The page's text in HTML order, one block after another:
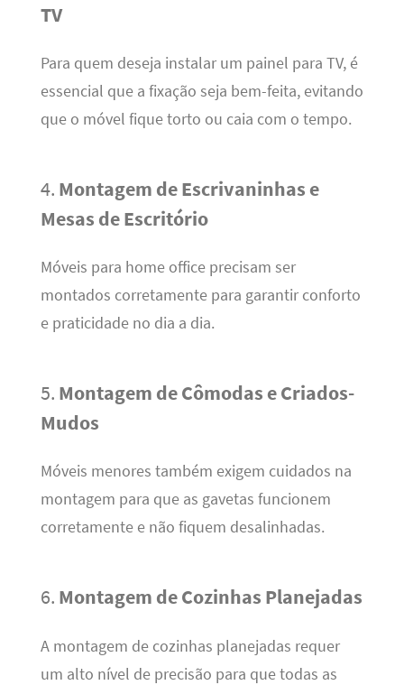
TV
Para quem deseja instalar um painel para TV, é
essencial que a fixação seja bem-feita, evitando
que o móvel fique torto ou caia com o tempo.
4. Montagem de Escrivaninhas e
Mesas de Escritório
Móveis para home office precisam ser
montados corretamente para garantir conforto
e praticidade no dia a dia.
5. Montagem de Cômodas e Criados-
Mudos
Móveis menores também exigem cuidados na
montagem para que as gavetas funcionem
corretamente e não fiquem desalinhadas.
6. Montagem de Cozinhas Planejadas
A montagem de cozinhas planejadas requer
um alto nível de precisão para que todas as